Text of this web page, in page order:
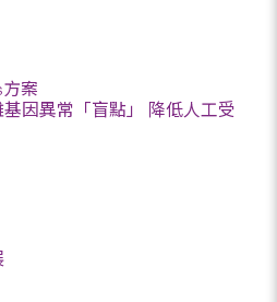
案
因異常「盲點」 降低人工受